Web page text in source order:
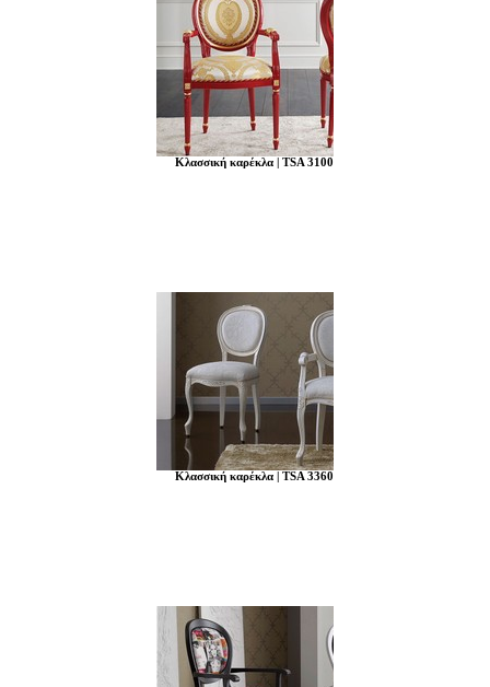
Κλασσική καρέκλα | TSA 3100
Κλασσική καρέκλα | TSA 3360